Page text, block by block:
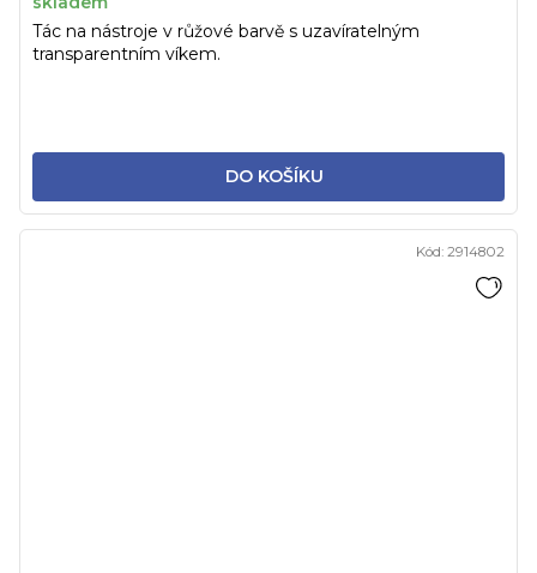
DO KOŠÍKU
Tác na nástroje v růžové barvě s uzavíratelným
transparentním víkem.
Kód: 2914802